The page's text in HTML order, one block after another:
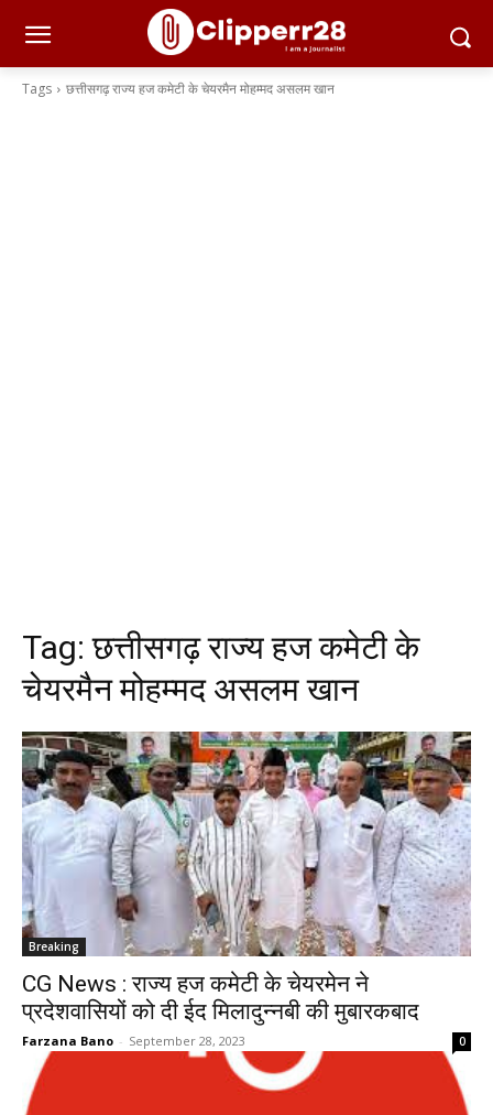
Tags छत्तीसगढ़ राज्य हज कमेटी के चेयरमैन मोहम्मद असलम खान
Tag:छत्तीसगढ़ राज्य हज कमेटी के
चेयरमैन मोहम्मद असलम खान
Breaking
CG News : राज्य हज कमेटी के चेयरमेन ने
प्रदेशवासियों को दी ईद मिलादुन्नबी की मुबारकबाद
Farzana Bano - September 28, 2023 0